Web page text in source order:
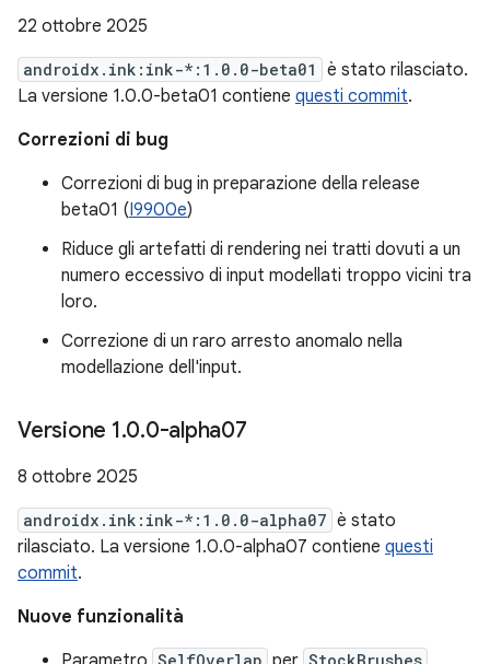
22 ottobre 2025
androidx.ink:ink-*:1.0.0-beta01
è stato rilasciato.
La versione 1.0.0-beta01 contiene questi commit.
Correzioni di bug
Correzioni di bug in preparazione della release
beta01 (I9900e)
Riduce gli artefatti di rendering nei tratti dovuti a un
numero eccessivo di input modellati troppo vicini tra
loro.
Correzione di un raro arresto anomalo nella
modellazione dell'input.
Versione 1.0.0-alpha07
8 ottobre 2025
androidx.ink:ink-*:1.0.0-alpha07 è stato
rilasciato. La versione 1.0.0-alpha07 contiene questi
commit.
Nuove funzionalità